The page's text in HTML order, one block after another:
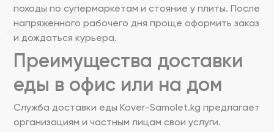
походы по супермаркетам и стояние у плиты. После
напряженного рабочего дня проще оформить заказ
и дождаться курьера.
Преимущества доставки
еды в офис или на дом
Служба доставки еды Kover-Samolet.kg предлагает
организациям и частным лицам свои услуги.